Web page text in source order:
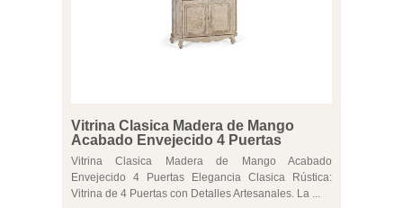
Vitrina Clasica Madera de Mango
Acabado Envejecido 4 Puertas
Vitrina Clasica Madera de Mango Acabado
Envejecido 4 Puertas Elegancia Clasica Rústica:
Vitrina de 4 Puertas con Detalles Artesanales. La ...